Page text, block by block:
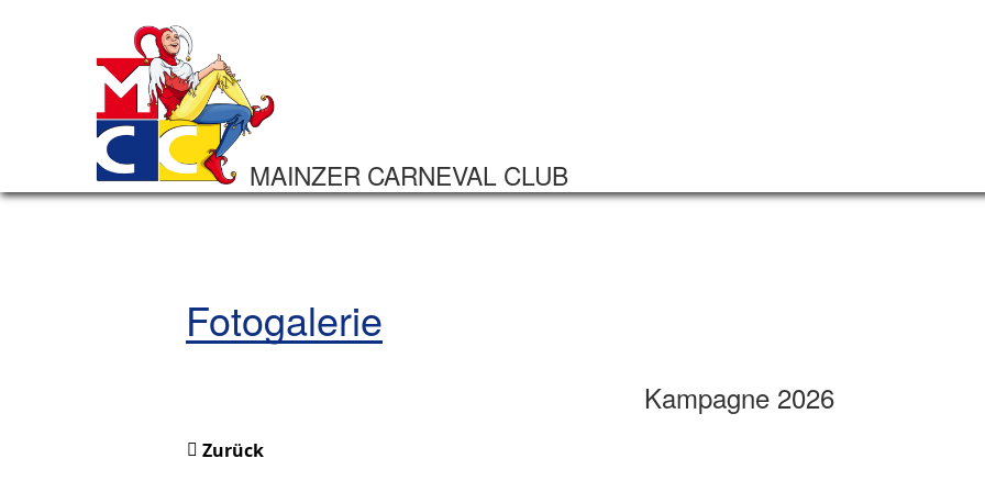
MAINZER CARNEVAL CLUB
Fotogalerie
Kampagne 2026
Zurück